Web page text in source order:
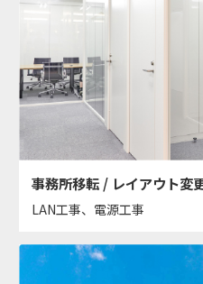
事務所移転 / レイアウト変
LAN工事、電源工事